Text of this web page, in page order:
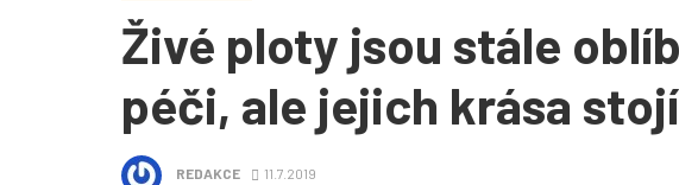
Živé ploty jsou stále
péči, ale jejich krása
REDAKCE 11.7.2019